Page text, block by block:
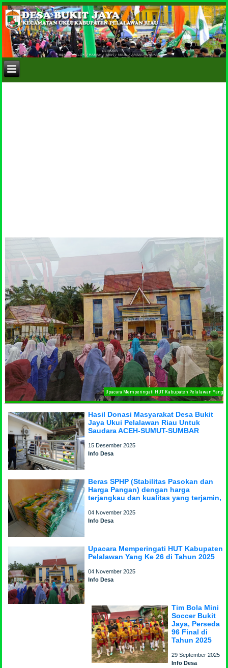
96 Final di Tahun 2025
Hasil Donasi Masyarakat Desa Bukit
Jaya Ukui Pelalawan Riau Untuk
Saudara ACEH-SUMUT-SUMBAR
15 Desember 2025
Info Desa
Beras SPHP (Stabilitas Pasokan dan
Harga Pangan) dengan harga
terjangkau dan kualitas yang terjamin,
04 November 2025
Info Desa
Upacara Memperingati HUT Kabupaten
Pelalawan Yang Ke 26 di Tahun 2025
04 November 2025
Info Desa
Tim Bola Mini
Soccer Bukit
Jaya, Perseda
96 Final di
Tahun 2025
29 September 2025
Info Desa